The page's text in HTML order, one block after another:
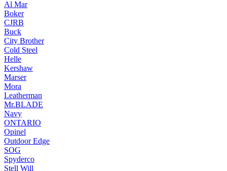
Al Mar
Boker
CJRB
Buck
City Brother
Cold Steel
Helle
Kershaw
Marser
Mora
Leatherman
Mr.BLADE
Navy
ONTARIO
Opinel
Outdoor Edge
SOG
Spyderco
Stell Will